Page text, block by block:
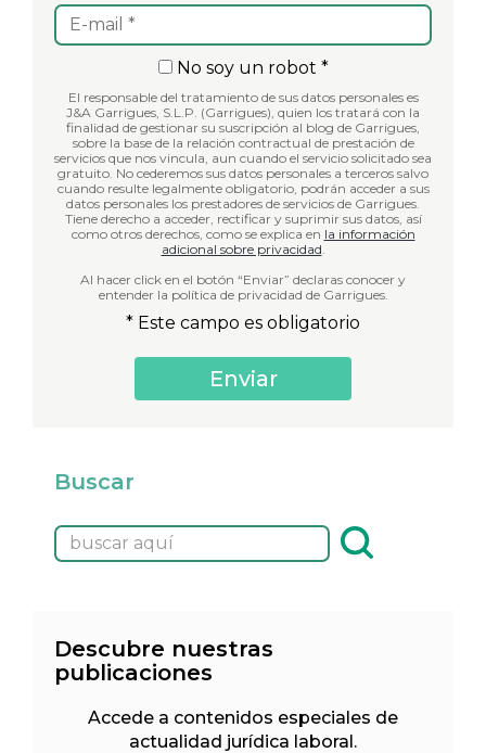
No soy un robot *
El responsable del tratamiento de sus datos personales es
J&A Garrigues, S.L.P. (Garrigues), quien los tratará con la
finalidad de gestionar su suscripción al blog de Garrigues,
sobre la base de la relación contractual de prestación de
servicios que nos vincula, aun cuando el servicio solicitado sea
gratuito. No cederemos sus datos personales a terceros salvo
cuando resulte legalmente obligatorio, podrán acceder a sus
datos personales los prestadores de servicios de Garrigues.
Tiene derecho a acceder, rectificar y suprimir sus datos, así
como otros derechos, como se explica en la información
adicional sobre privacidad
Al hacer click en el botón “Enviar” declaras conocer y
entender la política de privacidad de Garrigues.
* Este campo es obligatorio
Buscar
Descubre nuestras
publicaciones
Accede a contenidos especiales de
actualidad jurídica laboral.